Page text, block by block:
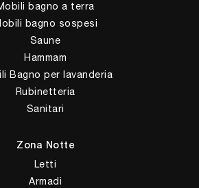
bagno a terra
bagno sospesi
Saune
Hammam
Bagno per lavanderia
Rubinetteria
Sanitari
Zona Notte
Letti
Armadi